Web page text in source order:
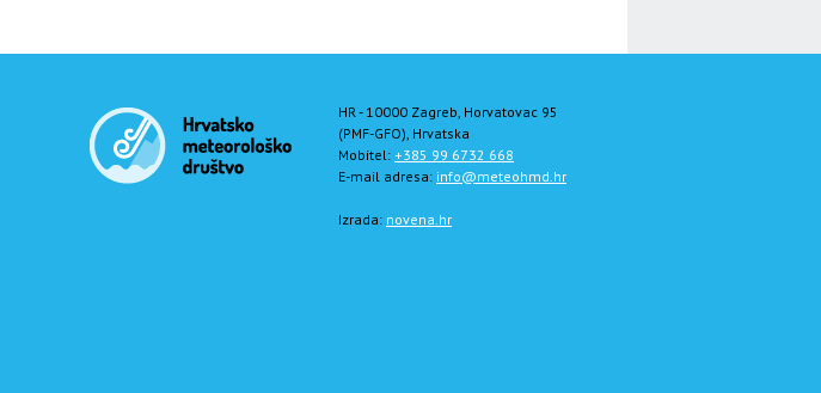
HR - 10000 Zagreb, Horvatovac 95
(PMF-GFO), Hrvatska
Mobitel: +385 99 6732 668
E-mail adresa: info@meteohmd.hr
Izrada: novena.hr